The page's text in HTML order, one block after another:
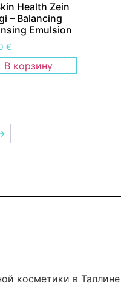
Health Zein
– Balancing
Emulsion
€
В корзину
косметики в Таллине